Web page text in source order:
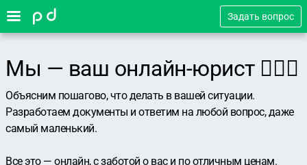
Задать вопрос
Мы — ваш онлайн-юрист 👨🏻‍⚖️
Объясним пошагово, что делать в вашей ситуации.
Разработаем документы и ответим на любой вопрос, даже
самый маленький.
Все это — онлайн, с заботой о вас и по отличным ценам.